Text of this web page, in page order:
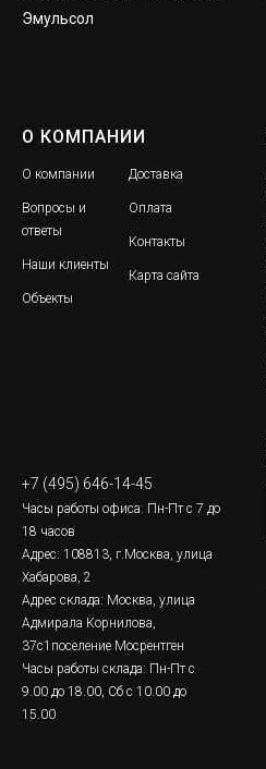
Эмульсол
О КОМПАНИИ
О компании
Вопросы и
ответы
Наши клиенты
Объекты
Доставка
Оплата
Контакты
Карта сайта
+7 (495) 646-14-45
Часы работы офиса: Пн-Пт с 7 до
18 часов
Адрес: 108813, г.Москва, улица
Хабарова, 2
Адрес склада: Москва, улица
Адмирала Корнилова,
37с1поселение Мосрентген
Часы работы склада: Пн-Пт с
9.00 до 18.00, Сб с 10.00 до
15.00